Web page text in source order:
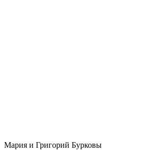
Мария и Григорий Бурковы